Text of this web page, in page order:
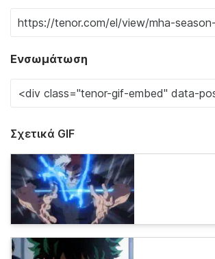
Ενσωμάτωση
Σχετικά GIF